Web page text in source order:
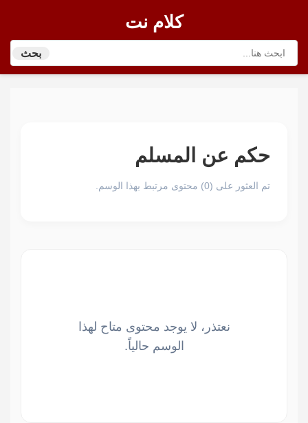
كلام نت
بحث
حكم عن المسلم
تم العثور على (0) محتوى مرتبط بهذا الوسم.
نعتذر، لا يوجد محتوى متاح لهذا
الوسم حالياً.